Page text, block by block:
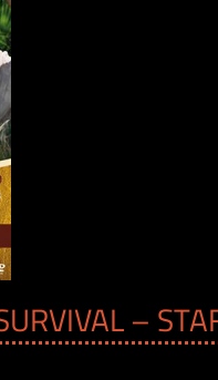
–